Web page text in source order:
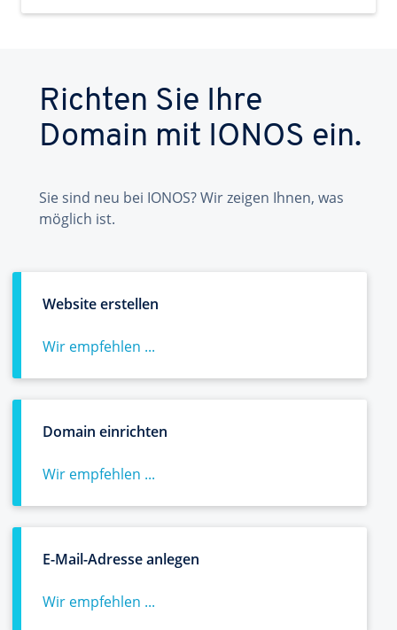
Richten Sie Ihre
Domain mit IONOS ein.
Sie sind neu bei IONOS? Wir zeigen Ihnen, was
möglich ist.
Website erstellen
Wir empfehlen ...
Domain einrichten
Wir empfehlen ...
E-Mail-Adresse anlegen
Wir empfehlen ...